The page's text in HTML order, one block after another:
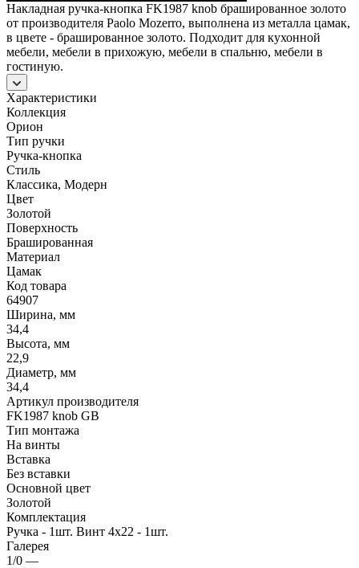
Накладная ручка-кнопка FK1987 knob брашированное золото
от производителя Paolo Mozerro, выполнена из металла цамак,
в цвете - брашированное золото. Подходит для кухонной
мебели, мебели в прихожую, мебели в спальню, мебели в
гостиную.
Характеристики
Коллекция
Орион
Тип ручки
Ручка-кнопка
Стиль
Классика, Модерн
Цвет
Золотой
Поверхность
Брашированная
Материал
Цамак
Код товара
64907
Ширина, мм
34,4
Высота, мм
22,9
Диаметр, мм
34,4
Артикул производителя
FK1987 knob GB
Тип монтажа
На винты
Вставка
Без вставки
Основной цвет
Золотой
Комплектация
Ручка - 1шт. Винт 4х22 - 1шт.
Галерея
1/0 —